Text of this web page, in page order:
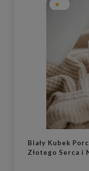
Biały Kubek
Złotego Serca i